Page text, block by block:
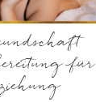
für